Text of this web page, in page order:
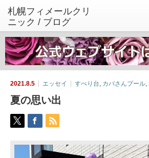
2021.8.5 エッセイ すべり台, カバさんプール,
夏の思い出